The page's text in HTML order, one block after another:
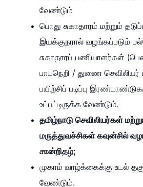
வேண்டும்
பொது சுகாதாரம் மற்றும்
இயக்குநரால் வழங்கப்படும்
சுகாதாரப் பணியாளர்கள்
பாடநெறி / துணை செவிலியர்
பயிற்சிப் படிப்பு
உட்பட்டிருக்க வேண்டும்.
தமிழ்நாடு செவிலியர்கள்
மருத்துவச்சிகள் கவுன்சில்
சான்றிதழ்;
முகாம் வாழ்க்கைக்கு உடல்
வேண்டும்.